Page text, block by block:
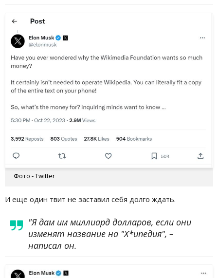
Фото - Twitter
И еще один твит не заставил себя долго ждать.
"Я дам им миллиард долларов, если они
изменят название на "Х*ипедия", –
написал он.